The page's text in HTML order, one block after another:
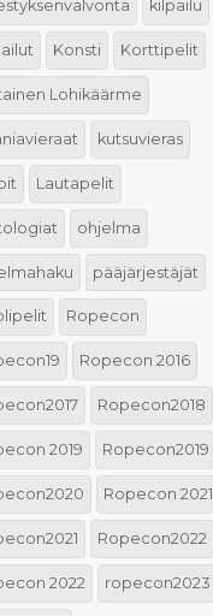
kilpailu
Konsti Korttipelit
Lohikäärme
kutsuvieras
Lautapelit
ohjelma
pääjärjestäjät
Ropecon
Ropecon 2016
Ropecon2018
2019 Ropecon2019
Ropecon 2021
Ropecon2022
2022 ropecon2023